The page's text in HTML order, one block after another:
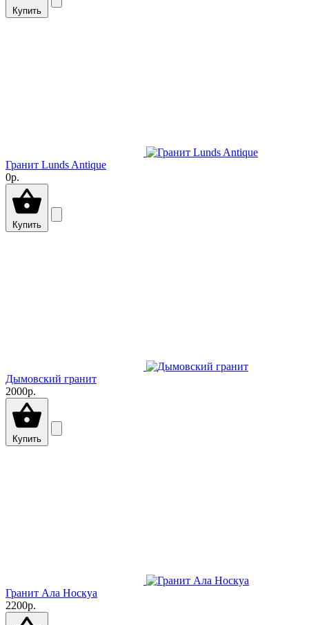
Купить
Гранит Lunds Antique
0р.
Купить
Дымовский гранит
2000р.
Купить
Гранит Ала Носкуа
2200р.